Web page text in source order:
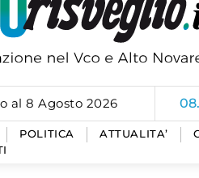
al 8 Agosto 2026
POLITICA ATTUALITA’